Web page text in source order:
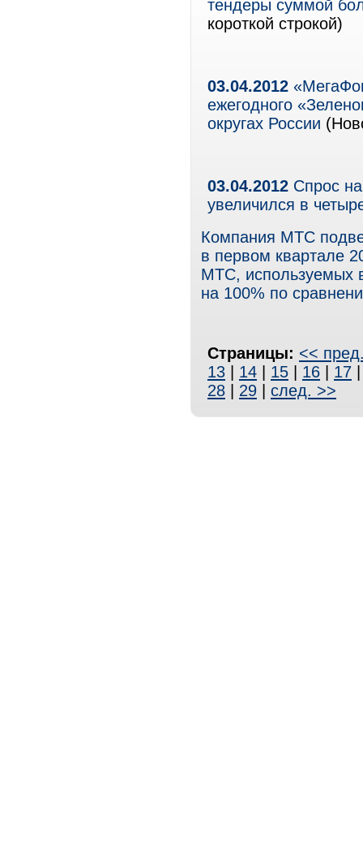
тендеры суммой
короткой строкой)
03.04.2012
ежегодного
округах России
03.04.2012 Спрос
увеличился в
Компания МТС
в первом квартале
МТС, используемых
на 100% по
Страницы: <<
13
14 15 16 17
28
29 след. >>